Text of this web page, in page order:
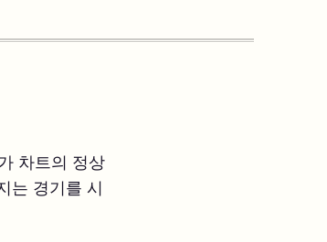
차트의 정상
는 경기를 시